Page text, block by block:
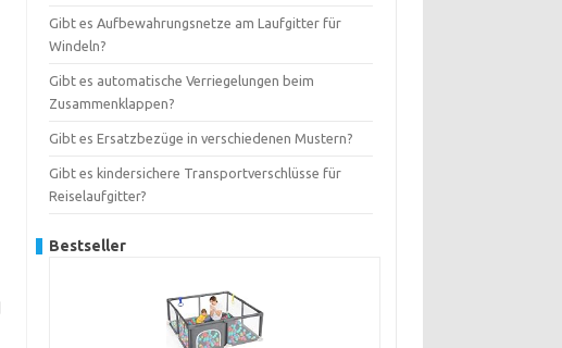
Gibt es Aufbewahrungsnetze am Laufgitter für
Windeln?
Gibt es automatische Verriegelungen beim
Zusammenklappen?
Gibt es Ersatzbezüge in verschiedenen Mustern?
Gibt es kindersichere Transportverschlüsse für
Reiselaufgitter?
Bestseller